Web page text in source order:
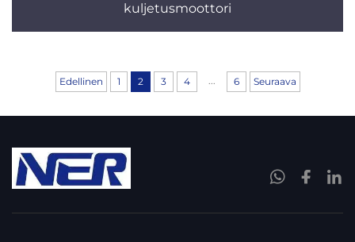
kuljetusmoottori
Edellinen 1 2 3 4 ... 6 Seuraava